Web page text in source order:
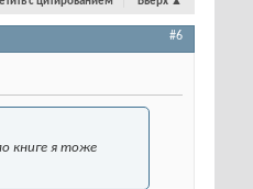
#6
книге я тоже